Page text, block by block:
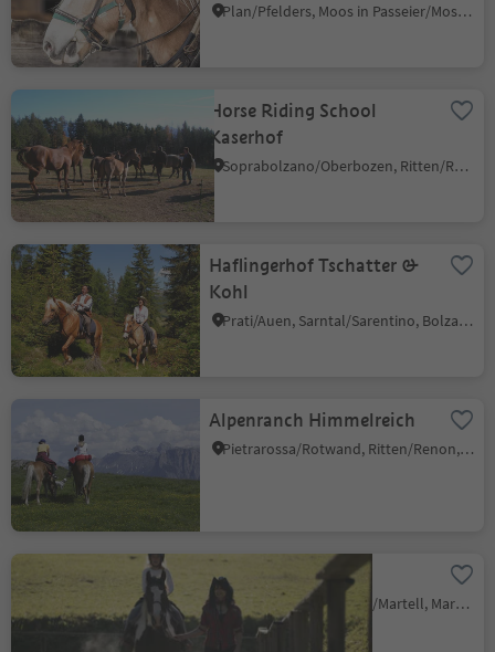
Plan/Pfelders, Moos in Passeier/Moso in Passiria, Meran/Merano and environs
Horse Riding School
Kaserhof
Soprabolzano/Oberbozen, Ritten/Renon, Bolzano/Bozen and environs
Haflingerhof Tschatter &
Kohl
Prati/Auen, Sarntal/Sarentino, Bolzano/Bozen and environs
Alpenranch Himmelreich
Pietrarossa/Rotwand, Ritten/Renon, Bolzano/Bozen and environs
Rona Ranch
Ganda/Gand - Martello/Martell, Martell/Martello, Vinschgau/Val Venosta